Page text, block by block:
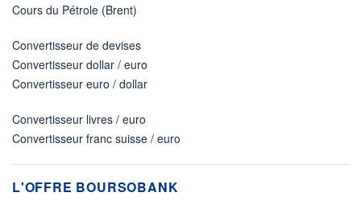
Cours du Pétrole (Brent)
Convertisseur de devises
Convertisseur dollar / euro
Convertisseur euro / dollar
Convertisseur livres / euro
Convertisseur franc suisse / euro
L'OFFRE BOURSOBANK